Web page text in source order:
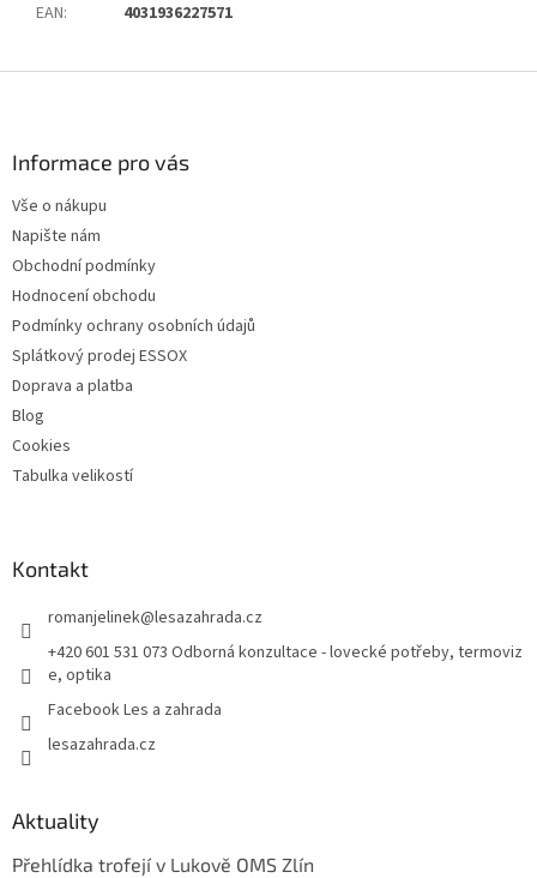
EAN: 4031936227571
Informace pro vás
Vše o nákupu
Napište nám
Obchodní podmínky
Hodnocení obchodu
Podmínky ochrany osobních údajů
Splátkový prodej ESSOX
Doprava a platba
Blog
Cookies
Tabulka velikostí
Kontakt
romanjelinek@lesazahrada.cz
+420 601 531 073 Odborná konzultace - lovecké potřeby, termoviz
e, optika
Facebook Les a zahrada
lesazahrada.cz
Aktuality
Přehlídka trofejí v Lukově OMS Zlín